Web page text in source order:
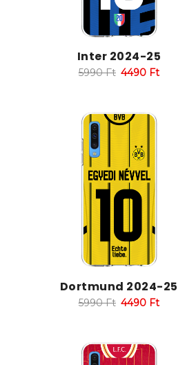
Inter 2024-25
5990Ft 4490 Ft
Dortmund 2024-25
5990Ft 4490 Ft